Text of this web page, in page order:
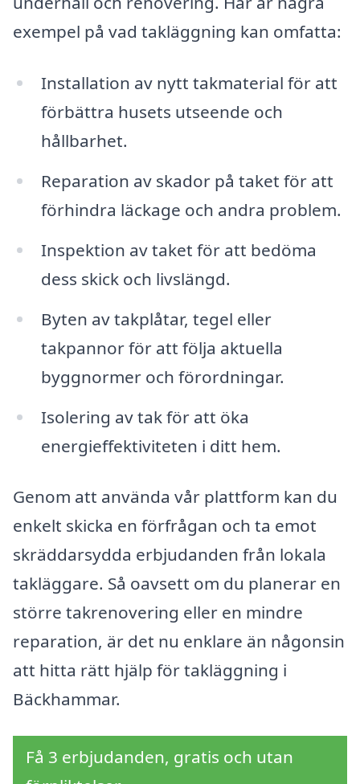
exempel på vad takläggning kan omfatta:
Installation av nytt takmaterial för att
förbättra husets utseende och
hållbarhet.
Reparation av skador på taket för att
förhindra läckage och andra problem.
Inspektion av taket för att bedöma
dess skick och livslängd.
Byten av takplåtar, tegel eller
takpannor för att följa aktuella
byggnormer och förordningar.
Isolering av tak för att öka
energieffektiviteten i ditt hem.
Genom att använda vår plattform kan du
enkelt skicka en förfrågan och ta emot
skräddarsydda erbjudanden från lokala
takläggare. Så oavsett om du planerar en
större takrenovering eller en mindre
reparation, är det nu enklare än någonsin
att hitta rätt hjälp för takläggning i
Bäckhammar.
Få 3 erbjudanden, gratis och utan